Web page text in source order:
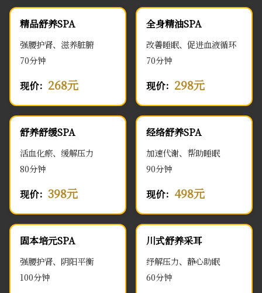
精品舒养SPA
强腰护肾、滋养脏腑
70分钟
现价： 268元
全身精油SPA
改善睡眠、促进血液循环
70分钟
现价： 298元
舒养舒缓SPA
活血化瘀、缓解压力
80分钟
现价： 398元
经络舒养SPA
加速代谢、帮助睡眠
90分钟
现价： 498元
固本培元SPA
强腰护肾、阴阳平衡
100分钟
川式舒养采耳
纾解压力、静心助眠
60分钟